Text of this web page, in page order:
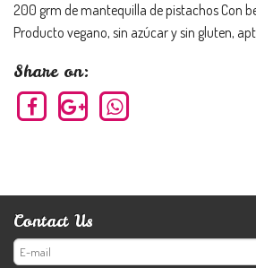
200 grm de mantequilla de pistachos Con
Producto vegano, sin azúcar y sin gluten,
Share on:
Contact Us